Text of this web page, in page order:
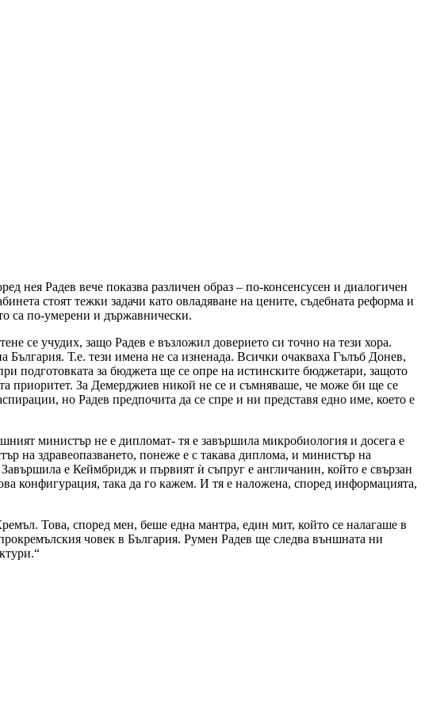
нея Радев вече показва различен образ – по-консенсусен и диалогичен
стоят тежки задачи като овладяване на цените, съдебната реформа и
са по-умерени и държавнически.
се учудих, защо Радев е възложил доверието си точно на тези хора.
България. Т.е. тези имена не са изненада. Всички очакваха Гълъб Донев,
подготовката за бюджета ще се опре на истинските бюджетари, защото
приоритет. За Демерджиев никой не се и съмняваше, че може би ще се
но Радев предпочита да се спре и ни представя едно име, което е
министър не е дипломат- тя е завършила микробиология и досега е
на здравеопазването, понеже е с такава диплома, и министър на
е Кеймбридж и първият ѝ съпруг е англичанин, който е свързан
конфигурация, така да го кажем. И тя е наложена, според информацията,
Това, според мен, беше една мантра, един мит, който се налагаше в
човек в България. Румен Радев ще следва външната ни